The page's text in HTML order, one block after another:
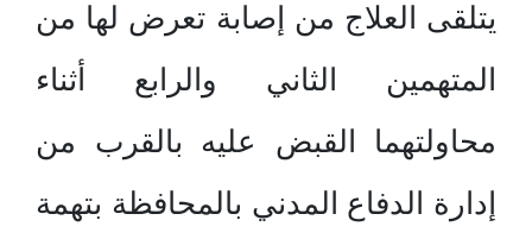
يتلقى العلاج من إصابة تعرض لها من
المتهمين الثاني والرابع أثناء
محاولتهما القبض عليه بالقرب من
إدارة الدفاع المدني بالمحافظة بتهمة